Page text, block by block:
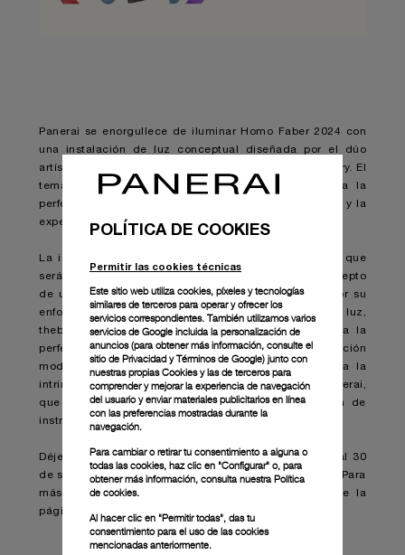
Panerai se enorgullece de iluminar Homo Faber 2024 con
una instalación de luz conceptual diseñada por el dúo
artístico thebackstudio y seleccionada por Matta Gallery. El
tema de este año, El viaje de la vida, se alinea a la
perfección con la reflexión de Panerai sobre el tiempo y la
experiencia humana.
La instalación se encuentra en la Sala degli Arazzi, que
será creada simbólicamente para representar el concepto
de unión y amor en el viaje de la vida. Conocido por su
enfoque contemporáneo del arte y el diseño de la luz,
thebackstudio ha creado una pieza que entrelaza a la
perfección la artesanía tradicional con la innovación
moderna. El diseño modular de la instalación evoca la
intrincada mecánica del patrimonio relojero de Panerai,
que celebra el legado de la Maison en la creación de
instrumentos de luminiscencia fiables.
Déjese maravillar por el arte de la iluminación del 1 al 30
de septiembre de 2024 en la Fondazione Giorgio Cini. Para
más detalles e información sobre las entradas, visite la
página web oficial Homo Faber:
POLÍTICA DE COOKIES
Permitir las cookies técnicas
Este sitio web utiliza cookies, píxeles y tecnologías
similares de terceros para operar y ofrecer los
servicios correspondientes. También utilizamos varios
servicios de Google incluida la personalización de
anuncios (para obtener más información, consulte el
sitio de Privacidad y Términos de Google) junto con
nuestras propias Cookies y las de terceros para
comprender y mejorar la experiencia de navegación
del usuario y enviar materiales publicitarios en línea
con las preferencias mostradas durante la
navegación.
Para cambiar o retirar tu consentimiento a alguna o
todas las cookies, haz clic en "Configurar" o, para
obtener más información, consulta nuestra Política
de cookies.
Al hacer clic en "Permitir todas", das tu
consentimiento para el uso de las cookies
mencionadas anteriormente.